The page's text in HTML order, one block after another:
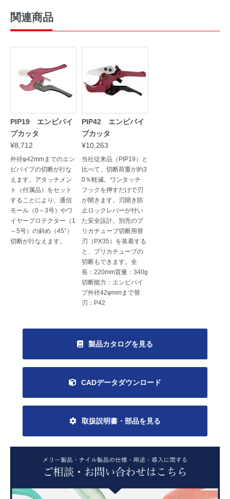
関連商品
PIP19 エンビパイ
プカッタ
¥8,712
外径φ42mmまでのエン
ビパイプの切断が行な
えます。アタッチメン
ト（付属品）をセット
することにより、通信
モール（0～3号）やワ
イヤープロテクター（1
～5号）の斜め（45°）
切断が行なえます。
PIP42 エンビパイ
プカッタ
¥10,263
当社従来品（PIP19）と
比べて、切断荷重が約3
0％軽減。ワンタッチ
フックを押すだけで刃
が開きます。刃開き防
止ロックレバーが付い
た安全設計。別売のプ
リカチューブ切断用替
刃（PX35）を装着する
と、プリカチューブの
切断もできます。全
長：220mm質量：340g
切断能力：エンビパイ
プ外径42φmmまで替
刃：P42
製品カタログを見る
CADデータダウンロード
取扱説明書・部品を見る